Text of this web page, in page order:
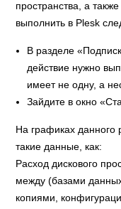
пространства, а
выполнить в Plesk
В разделе
действие нужно
имеет не одну, а
Зайдите в окно
На графиках данного
такие данные, как:
Расход дискового
между (базами
копиями,